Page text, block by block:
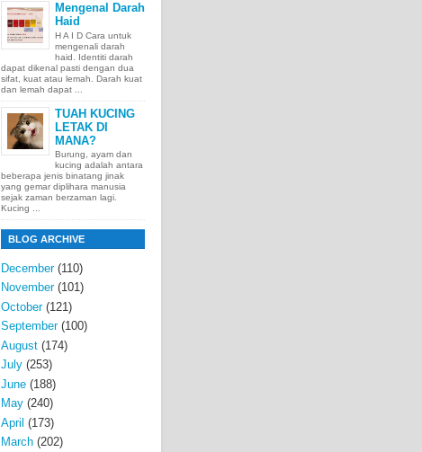
Mengenal Darah
Haid
H A I D Cara untuk
mengenali darah
haid. Identiti darah
dapat dikenal pasti dengan dua
sifat, kuat atau lemah. Darah kuat
dan lemah dapat ...
TUAH KUCING
LETAK DI
MANA?
Burung, ayam dan
kucing adalah antara
beberapa jenis binatang jinak
yang gemar diplihara manusia
sejak zaman berzaman lagi.
Kucing ...
BLOG ARCHIVE
December(110)
November(101)
October(121)
September(100)
August (174)
July (253)
June (188)
May (240)
April (173)
March (202)